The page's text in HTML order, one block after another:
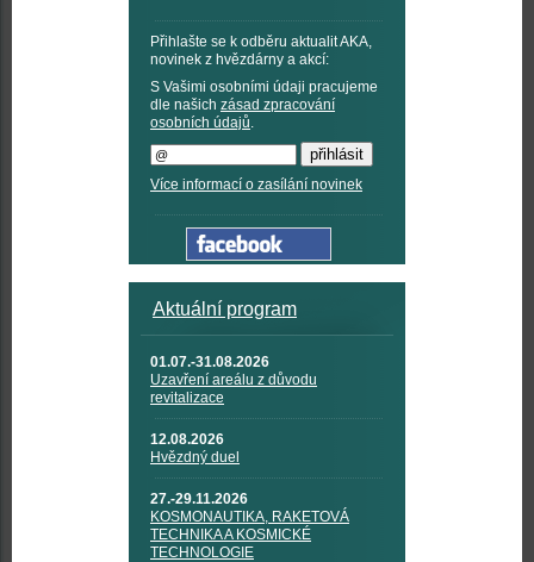
Přihlašte se k odběru aktualit AKA,
novinek z hvězdárny a akcí:
S Vašimi osobními údaji pracujeme
dle našich zásad zpracování
osobních údajů.
Více informací o zasílání novinek
Aktuální program
01.07.-31.08.2026
Uzavření areálu z důvodu
revitalizace
12.08.2026
Hvězdný duel
27.-29.11.2026
KOSMONAUTIKA, RAKETOVÁ
TECHNIKA A KOSMICKÉ
TECHNOLOGIE